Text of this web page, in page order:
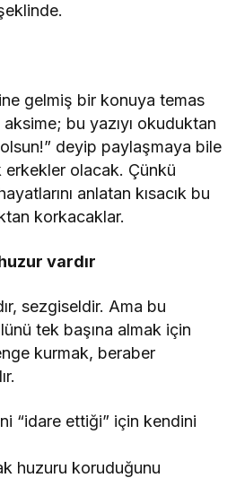
gelmiş bir konuya temas
bu yazıyı okuduktan
deyip paylaşmaya bile
olacak. Çünkü
anlatan kısacık bu
korkacaklar.
vardır
sezgiseldir. Ama bu
tek başına almak için
kurmak, beraber
“idare ettiği” için kendini
huzuru koruduğunu